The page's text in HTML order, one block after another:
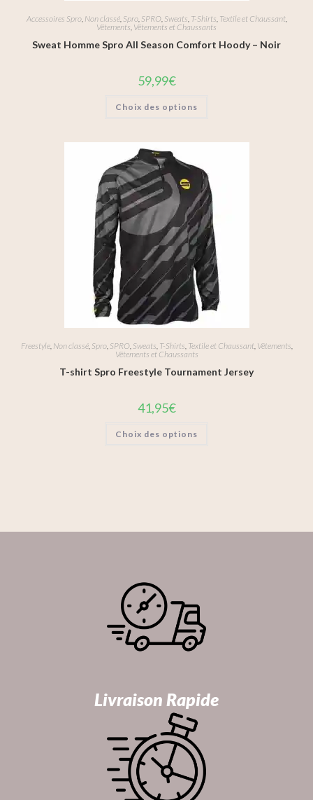
Accessoires Spro, Non classé, Spro, SPRO, Sweats, T-Shirts, Textile et Chaussant,
Vêtements, Vêtements et Chaussants
Sweat Homme Spro All Season Comfort Hoody – Noir
59,99€
Choix des options
Freestyle, Non classé, Spro, SPRO, Sweats T-Shirts Textile et Chaussant, Vêtements
Vêtements et Chaussants
T-shirt Spro Freestyle Tournament Jersey
41,95€
Choix des options
Livraison Rapide